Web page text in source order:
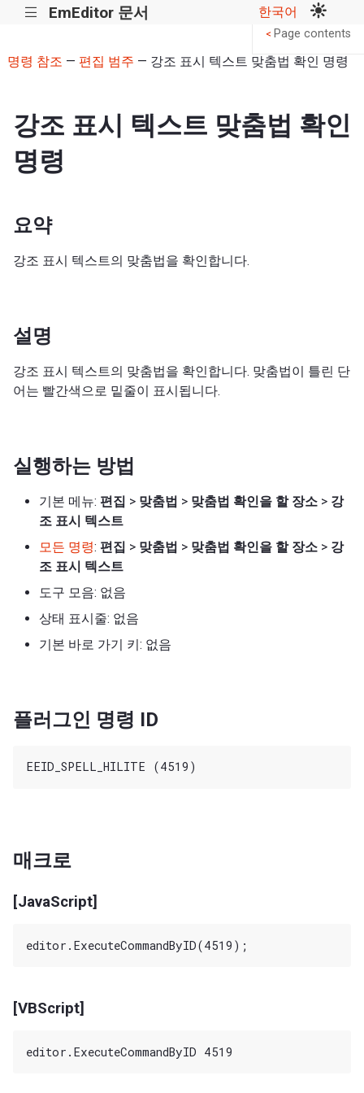
||| EmEditor 문서 한국어
명령 참조 — 편집 범주 — 강조 표시 텍스트 맞춤법 확인 명령
강조 표시 텍스트 맞춤법 확인
명령
요약
강조 표시 텍스트의 맞춤법을 확인합니다.
설명
강조 표시 텍스트의 맞춤법을 확인합니다. 맞춤법이 틀린 단
어는 빨간색으로 밑줄이 표시됩니다.
실행하는 방법
기본 메뉴: 편집 > 맞춤법 > 맞춤법 확인을 할 장소 > 강
조 표시 텍스트
모든 명령: 편집 > 맞춤법 > 맞춤법 확인을 할 장소 > 강
조 표시 텍스트
도구 모음: 없음
상태 표시줄: 없음
기본 바로 가기 키: 없음
플러그인 명령 ID
매크로
[JavaScript]
[VBScript]
< Page contents